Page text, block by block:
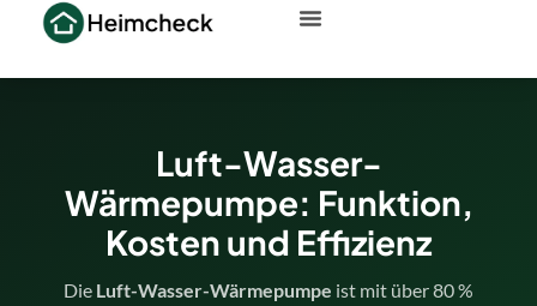
Luft-Wasser-
Wärmepumpe: Funktion,
Kosten und Effizienz
Die Luft-Wasser-Wärmepumpe ist mit über 80 %